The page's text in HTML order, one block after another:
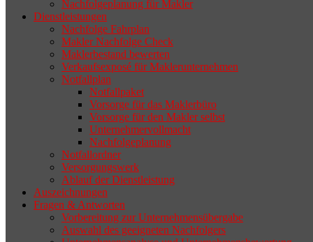
geeigneten Nachfolger findet, droht nicht
selten die Geschäftsaufgabe.
Nachfolgeplanung für Makler
Dienstleistungen
Nachfolge Fahrplan
Makler Nachfolge Check
Maklerbestand bewerten
Verkaufsexposé für Maklerunternehmen
Notfallplan
Notfallpaket
Vorsorge für das Maklerbüro
Vorsorge für den Makler selbst
Unternehmervollmacht
Nachfolgeplanung
Notfallordner
Versorgungswerk
Ablauf der Dienstleistung
Auszeichnungen
Fragen & Antworten
Vorbereitung zur Unternehmensübergabe
Auswahl des geeigneten Nachfolgers